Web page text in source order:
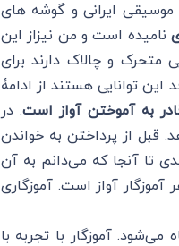
ایرانی و گوشه های
نامیده است و من نیزاز این
متحرک و چالاک دارند برای
این توانایی هستند از ادامۀ
به آموختن آواز است. در
قبل از پرداختن به خواندن
تا آنجا که می‌دانم به آن
آواز است. آموزگاری
آموزگار با تجربه‌ با